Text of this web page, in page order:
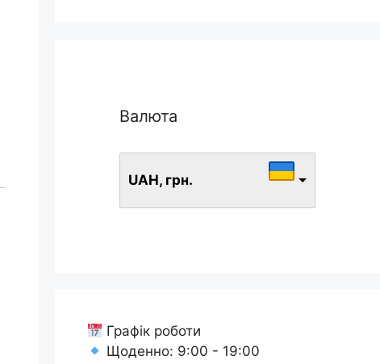
Валюта
UAH, грн.
Графік роботи
Щоденно: 9:00 - 19:00